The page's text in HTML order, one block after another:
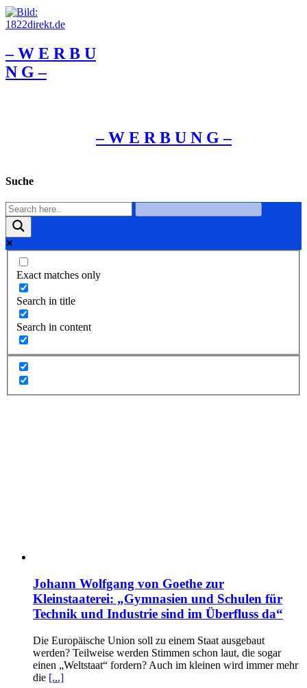
– W Ε R Β U
Ν G –
– W Ε R Β U Ν G –
Suche
Exact matches only
Search in title
Search in content
Johann Wolfgang von Goethe zur
Kleinstaaterei: „Gymnasien und Schulen für
Technik und Industrie sind im Überfluss da“
Die Europäische Union soll zu einem Staat ausgebaut
werden? Teilweise werden Stimmen schon laut, die sogar
einen „Weltstaat“ fordern? Auch im kleinen wird immer mehr
die [...]